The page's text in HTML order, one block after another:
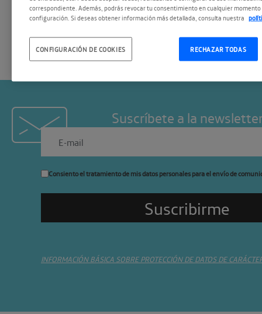
temas más candentes del
Suscríbete a la
Consiento el tratamiento de mis datos personales para el envío de
INFORMACIÓN BÁSICA SOBRE PROTECCIÓN DE DATOS DE
correspondiente. Además, podrás revocar tu consentimiento en cualquier momento
configuración. Si deseas obtener información más detallada, consulta nuestra
RECHAZAR TODAS
CONFIGURACIÓN DE COOKIES